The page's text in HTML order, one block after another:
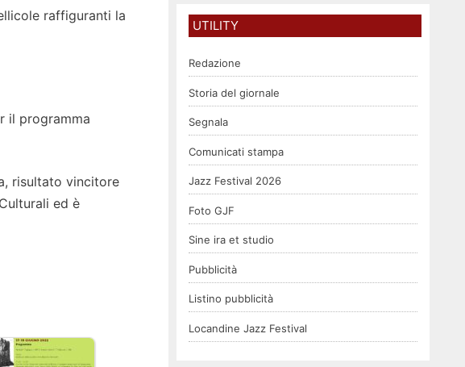
raffiguranti la
il programma
risultato vincitore
ed è
UTILITY
Redazione
Storia del giornale
Segnala
Comunicati stampa
Jazz Festival 2026
Foto GJF
Sine ira et studio
Pubblicità
Listino pubblicità
Locandine Jazz Festival